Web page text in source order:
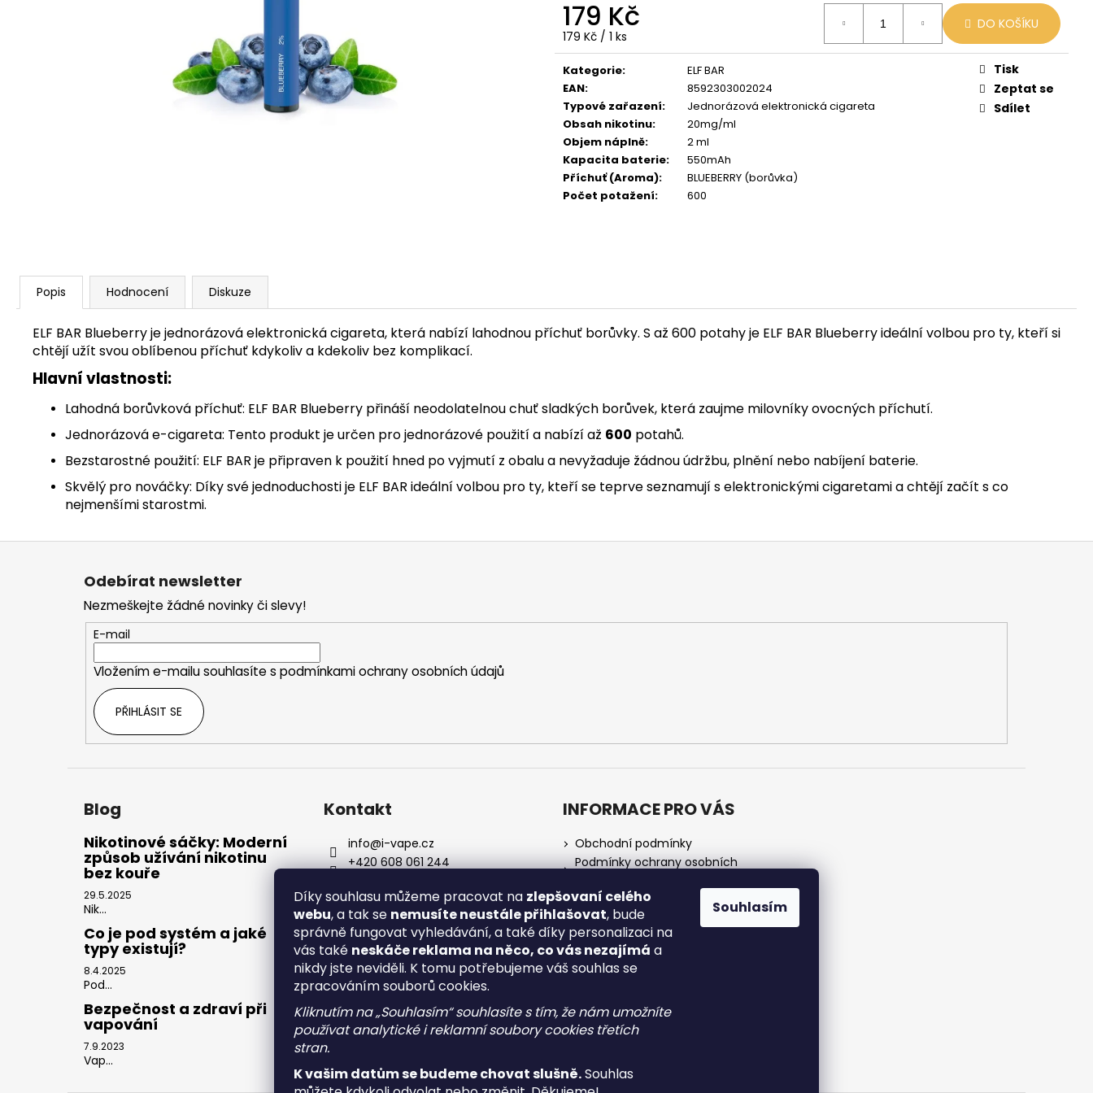
Díky souhlasu můžeme pracovat na zlepšovaní celého
webu, a tak se nemusíte neustále přihlašovat, bude
správně fungovat vyhledávání, a také díky personalizaci na
vás také neskáče reklama na něco, co vás nezajímá a
nikdy jste neviděli. K tomu potřebujeme váš souhlas se
zpracováním souborů cookies.
Kliknutím na „Souhlasím“ souhlasíte s tím, že nám umožníte
používat analytické i reklamní soubory cookies třetích
stran.
K vašim datům se budeme chovat slušně.Souhlas
Souhlasím
179 Kč
Měrná
cena:
179 Kč / 1 ks
DO KOŠÍKU
Kategorie:
ELF BAR
EAN:
8592303002024
Typové zařazení:
Jednorázová elektronická cigareta
Obsah nikotinu:
20mg/ml
Objem náplně:
2 ml
Kapacita baterie:
550mAh
Příchuť (Aroma):
BLUEBERRY (borůvka)
Počet potažení: 600
Tisk
Zeptat se
Sdílet
Popis Hodnocení Diskuze
ELF BAR Blueberry je jednorázová elektronická cigareta, která nabízí lahodnou příchuť borůvky. S až 600 potahy je ELF BAR Blueberry ideální volbou pro ty, kteří si
chtějí užít svou oblíbenou příchuť kdykoliv a kdekoliv bez komplikací.
Hlavní vlastnosti:
Lahodná borůvková příchuť: ELF BAR Blueberry přináší neodolatelnou chuť sladkých borůvek, která zaujme milovníky ovocných příchutí.
Jednorázová e-cigareta: Tento produkt je určen pro jednorázové použití a nabízí až 600 potahů.
Bezstarostné použití: ELF BAR je připraven k použití hned po vyjmutí z obalu a nevyžaduje žádnou údržbu, plnění nebo nabíjení baterie.
Skvělý pro nováčky: Díky své jednoduchosti je ELF BAR ideální volbou pro ty, kteří se teprve seznamují s elektronickými cigaretami a chtějí začít s co
nejmenšími starostmi.
LIO POD SUMMER MIX
59 Kč
Z
Odebírat newsletter
Nezmeškejte žádné novinky či slevy!
E-mail
Vložením e-mailu souhlasíte s podmínkami ochrany osobních údajů
PŘIHLÁSIT SE
Blog
Nikotinové sáčky: Moderní
způsob užívání nikotinu
bez kouře
29.5.2025
Nik...
Co je pod systém a jaké
typy existují?
8.4.2025
Pod...
Bezpečnost a zdraví při
vapování
7.9.2023
Vap...
Kontakt
info@i-vape.cz
+420 608 061 244
INFORMACE PRO VÁS
Obchodní podmínky
Podmínky ochrany osobních
O nás
Doprava a platba
Zrušení objednávky
Reklamace a vrácení zboží
Spotřební daň